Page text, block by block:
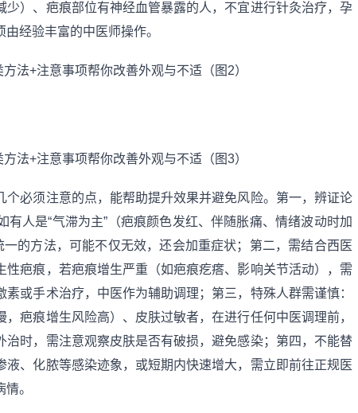
）、疤痕部位有神经血管暴露的人，不宜进行针灸治疗，孕
经验丰富的中医师操作。
个必须注意的点，能帮助提升效果并避免风险。第一，辨证论
人是“气滞为主”（疤痕颜色发红、伴随胀痛、情绪波动时加
一的方法，可能不仅无效，还会加重症状；第二，需结合西医
疤痕，若疤痕增生严重（如疤痕疙瘩、影响关节活动），需
或手术治疗，中医作为辅助调理；第三，特殊人群需谨慎：
疤痕增生风险高）、皮肤过敏者，在进行任何中医调理前，
时，需注意观察皮肤是否有破损，避免感染；第四，不能替
、化脓等感染迹象，或短期内快速增大，需立即前往正规医
。